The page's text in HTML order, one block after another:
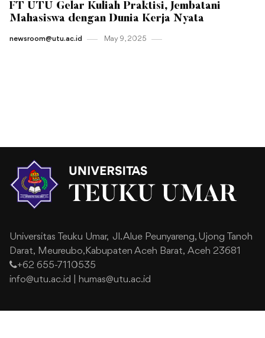
FT UTU Gelar Kuliah Praktisi, Jembatani
Mahasiswa dengan Dunia Kerja Nyata
newsroom@utu.ac.id May 9 , 2025
Universitas Teuku Umar, Jl. Alue Peunyareng, Ujong Tanoh
Darat, Meureubo,Kabupaten Aceh Barat, Aceh 23681
+62 655-7110535
info@utu.ac.id
humas@utu.ac.id